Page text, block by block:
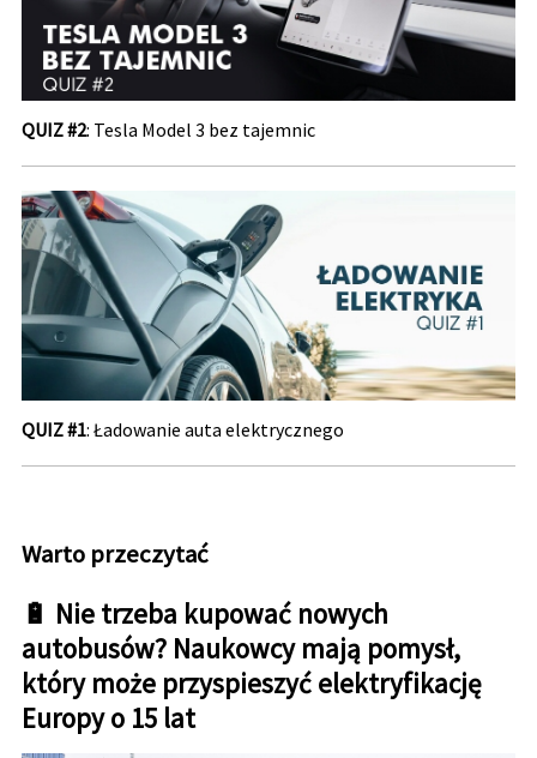
QUIZ #2: Tesla Model 3 bez tajemnic
QUIZ #1: Ładowanie auta elektrycznego
Warto przeczytać
🔋 Nie trzeba kupować nowych
autobusów? Naukowcy mają pomysł,
który może przyspieszyć elektryfikację
Europy o 15 lat